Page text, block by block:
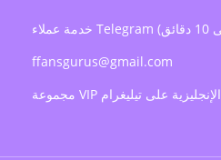
ffansgurus@gmail.com
مجموعة VIP الإنجليزية على تيليغرام